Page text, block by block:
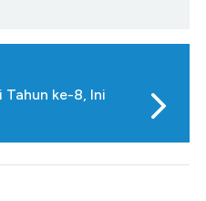
Tahun ke-8, Ini